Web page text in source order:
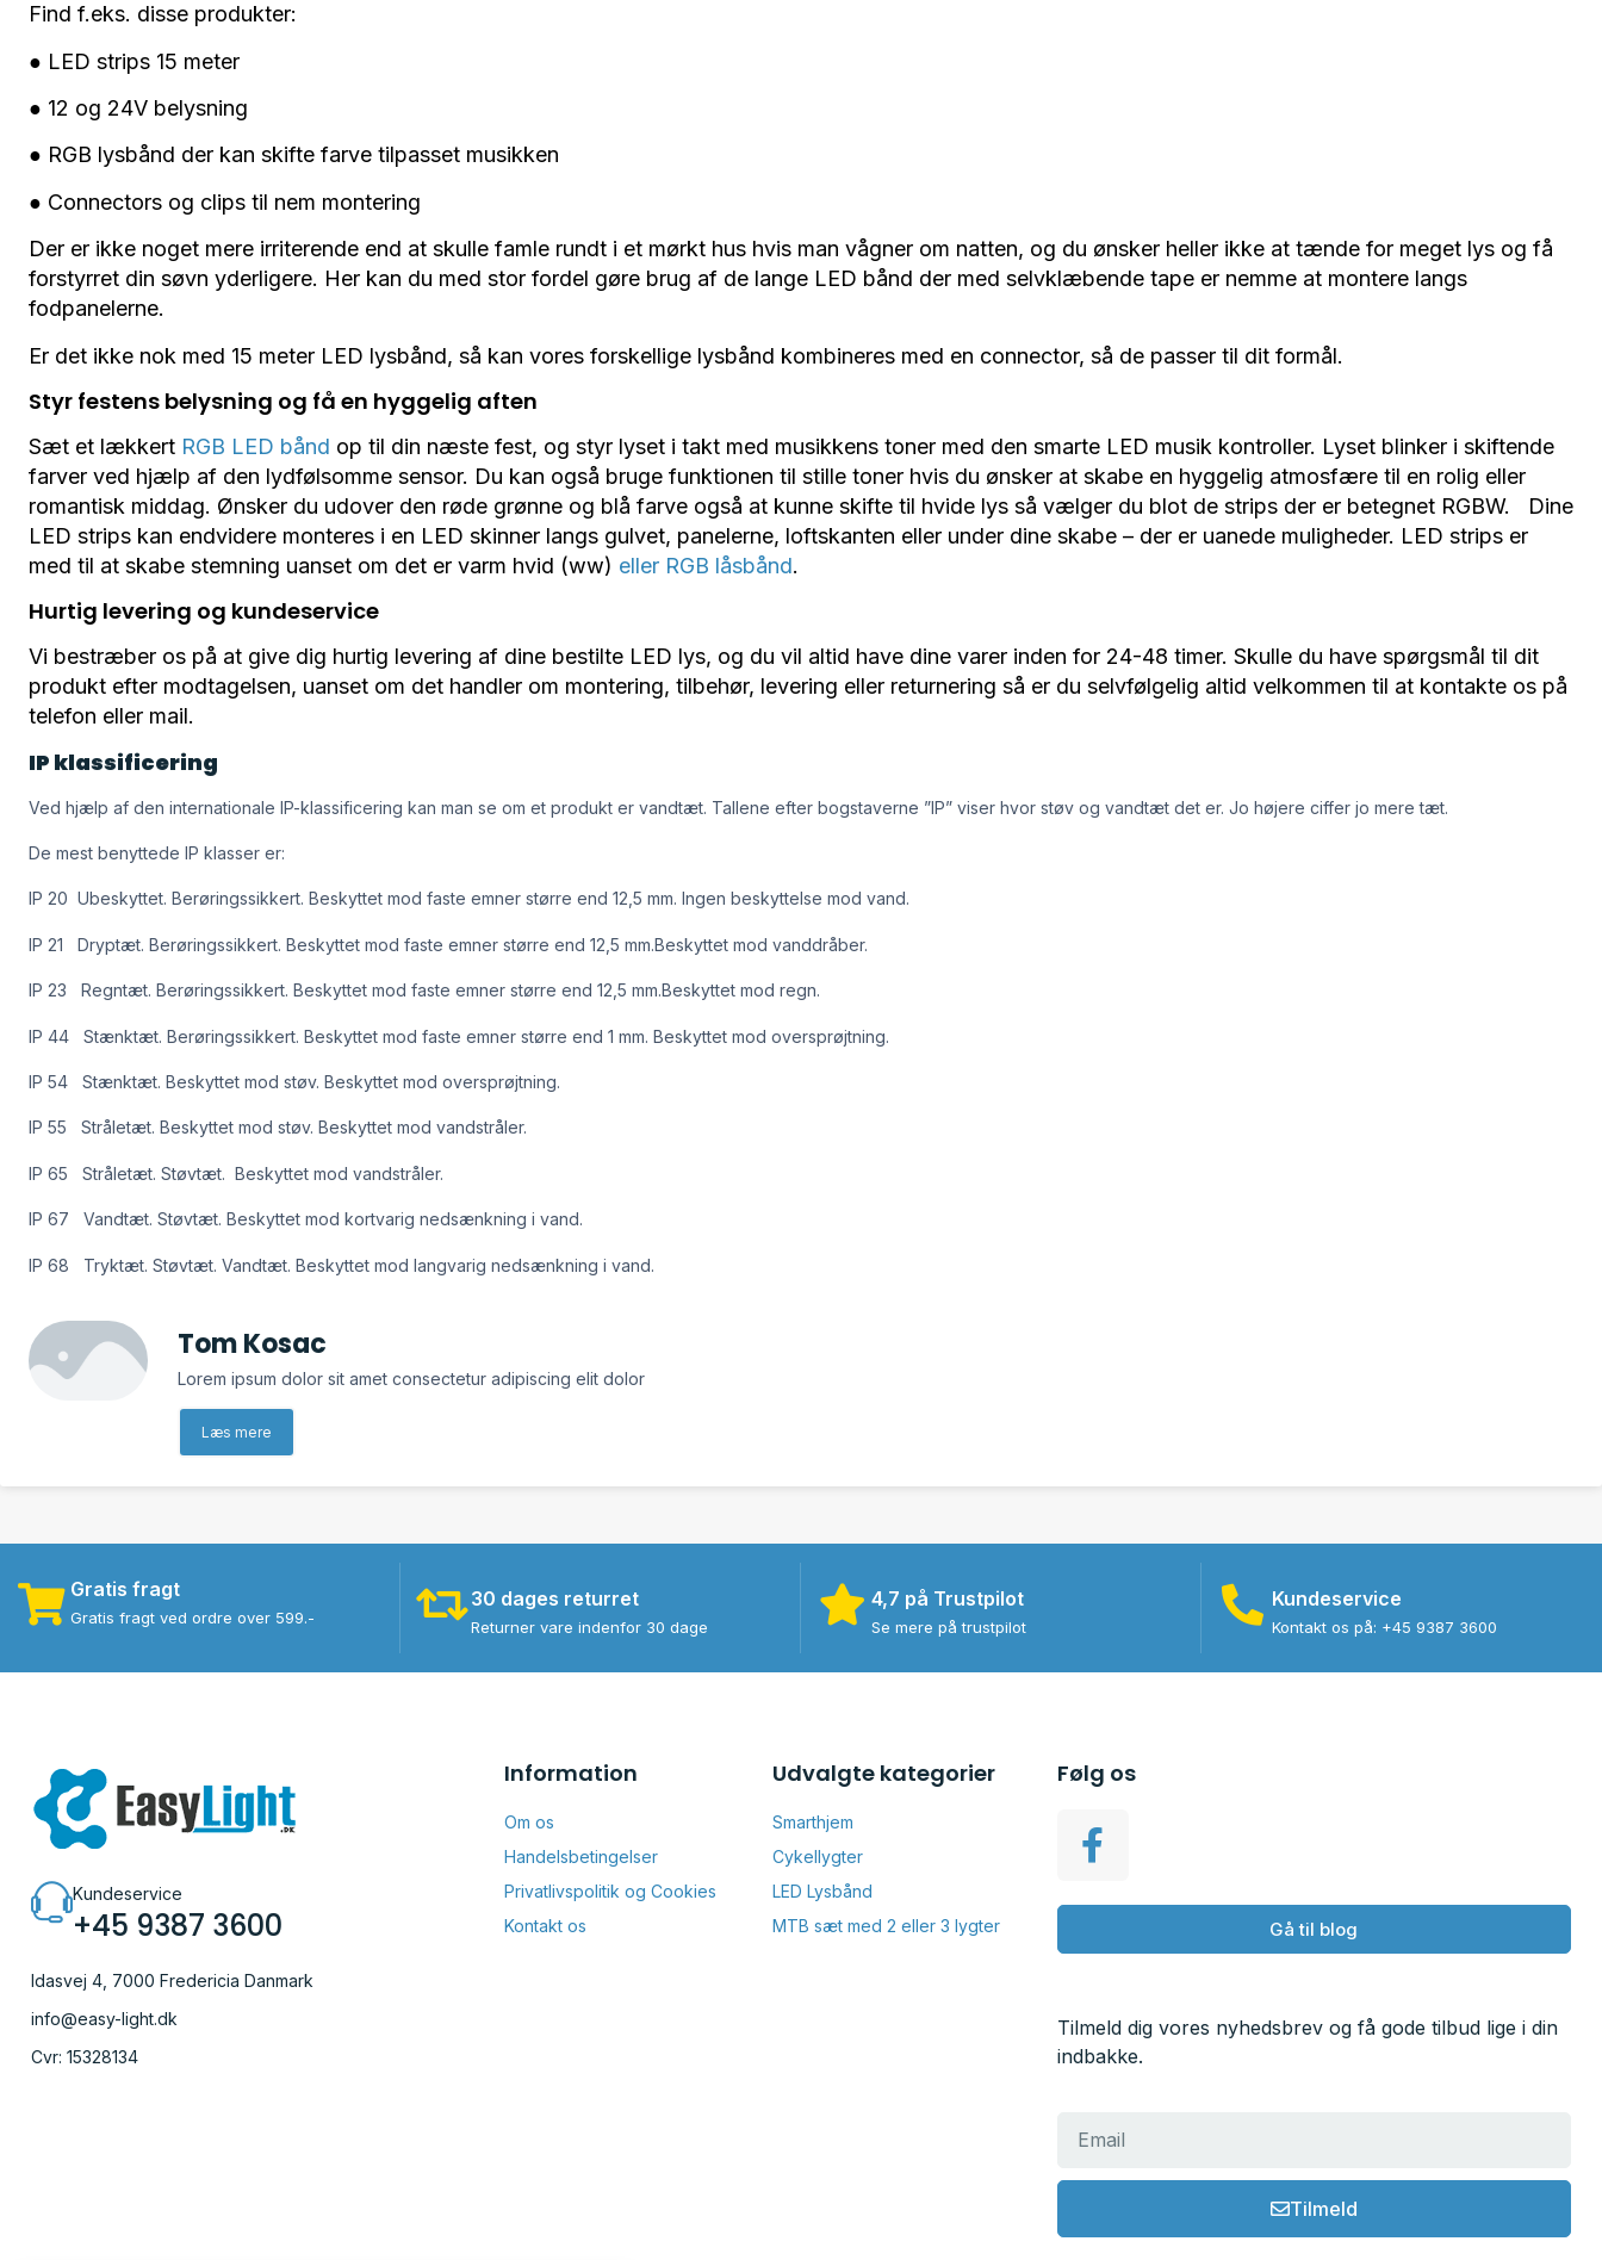
Find f.eks. disse produkter:
● LED strips 15 meter
● 12 og 24V belysning
● RGB lysbånd der kan skifte farve tilpasset musikken
● Connectors og clips til nem montering
Der er ikke noget mere irriterende end at skulle famle rundt i et mørkt hus hvis man vågner om natten, og du ønsker heller ikke at tænde for meget lys og få
forstyrret din søvn yderligere. Her kan du med stor fordel gøre brug af de lange LED bånd der med selvklæbende tape er nemme at montere langs
fodpanelerne.
Er det ikke nok med 15 meter LED lysbånd, så kan vores forskellige lysbånd kombineres med en connector, så de passer til dit formål.
Styr festens belysning og få en hyggelig aften
Sæt et lækkert RGB LED bånd op til din næste fest, og styr lyset i takt med musikkens toner med den smarte LED musik kontroller. Lyset blinker i skiftende
farver ved hjælp af den lydfølsomme sensor. Du kan også bruge funktionen til stille toner hvis du ønsker at skabe en hyggelig atmosfære til en rolig eller
romantisk middag. Ønsker du udover den røde grønne og blå farve også at kunne skifte til hvide lys så vælger du blot de strips der er betegnet RGBW. Dine
LED strips kan endvidere monteres i en LED skinner langs gulvet, panelerne, loftskanten eller under dine skabe – der er uanede muligheder. LED strips er
med til at skabe stemning uanset om det er varm hvid (ww) eller RGB låsbånd.
Hurtig levering og kundeservice
Vi bestræber os på at give dig hurtig levering af dine bestilte LED lys, og du vil altid have dine varer inden for 24-48 timer. Skulle du have spørgsmål til dit
produkt efter modtagelsen, uanset om det handler om montering, tilbehør, levering eller returnering så er du selvfølgelig altid velkommen til at kontakte os på
telefon eller mail.
IP klassificering
Ved hjælp af den internationale IP-klassificering kan man se om et produkt er vandtæt. Tallene efter bogstaverne ”IP” viser hvor støv og vandtæt det er. Jo højere ciffer jo mere tæt.
De mest benyttede IP klasser er:
IP 20 Ubeskyttet. Berøringssikkert. Beskyttet mod faste emner større end 12,5 mm. Ingen beskyttelse mod vand.
IP 21 Dryptæt. Berøringssikkert. Beskyttet mod faste emner større end 12,5 mm.Beskyttet mod vanddråber.
IP 23 Regntæt. Berøringssikkert. Beskyttet mod faste emner større end 12,5 mm.Beskyttet mod regn.
IP 44 Stænktæt. Berøringssikkert. Beskyttet mod faste emner større end 1 mm. Beskyttet mod oversprøjtning.
IP 54 Stænktæt. Beskyttet mod støv. Beskyttet mod oversprøjtning.
IP 55 Stråletæt. Beskyttet mod støv. Beskyttet mod vandstråler.
IP 65 Stråletæt. Støvtæt. Beskyttet mod vandstråler.
IP 67 Vandtæt. Støvtæt. Beskyttet mod kortvarig nedsænkning i vand.
IP 68 Tryktæt. Støvtæt. Vandtæt. Beskyttet mod langvarig nedsænkning i vand.
Tom Kosac
Lorem ipsum dolor sit amet consectetur adipiscing elit dolor
Læs mere
Gratis fragt
Gratis fragt ved ordre over 599.-
30 dages returret
Returner vare indenfor 30 dage
4,7 på Trustpilot
Se mere på trustpilot
Kundeservice
Kontakt os på: +45 9387 3600
Kundeservice
+45 9387 3600
Idasvej 4, 7000 Fredericia Danmark
info@easy-light.dk
Cvr: 15328134
Information
Om os
Handelsbetingelser
Privatlivspolitik og Cookies
Kontakt os
Udvalgte kategorier
Smarthjem
Cykellygter
LED Lysbånd
MTB sæt med 2 eller 3 lygter
Følg os
Gå til blog
Tilmeld dig vores nyhedsbrev og få gode tilbud lige i din
indbakke.
Tilmeld